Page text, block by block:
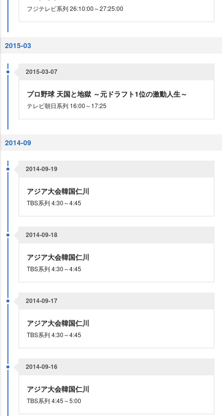
フジテレビ系列 26:10:00～27:25:00
2015-03
2015-03-07
プロ野球 天国と地獄 ～元ドラフト1位の激動人生～
テレビ朝日系列 16:00～17:25
2014-09
2014-09-19
アジア大会韓国仁川
TBS系列 4:30～4:45
2014-09-18
アジア大会韓国仁川
TBS系列 4:30～4:45
2014-09-17
アジア大会韓国仁川
TBS系列 4:30～4:45
2014-09-16
アジア大会韓国仁川
TBS系列 4:45～5:00